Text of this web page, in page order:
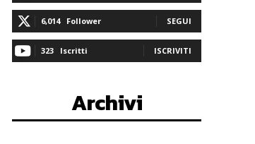
6,014 Follower SEGUI
323 Iscritti ISCRIVITI
Archivi